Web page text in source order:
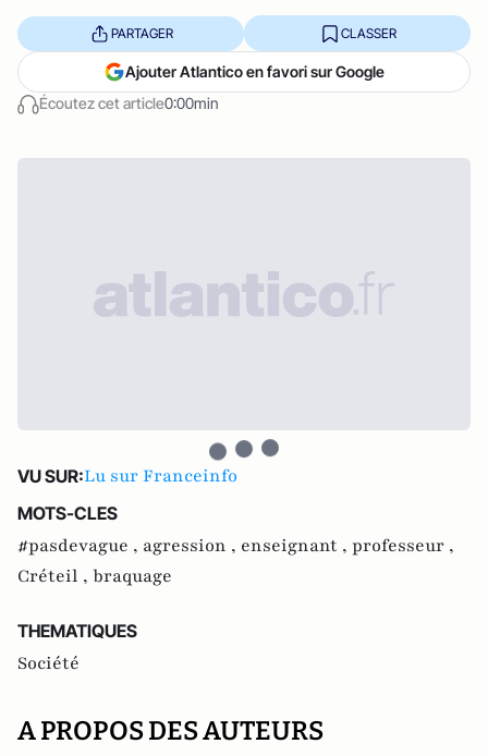
Écoutez cet article0:00min
PARTAGER CLASSER
Ajouter Atlantico en favori sur Google
VU SUR:Lu sur Franceinfo
MOTS-CLES
#pasdevague , agression , enseignant , professeur ,
Créteil , braquage
THEMATIQUES
Société
A PROPOS DES AUTEURS